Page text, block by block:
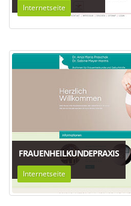
Internetseite
FRAUENHEILKUNDEPRAXIS
Internetseite